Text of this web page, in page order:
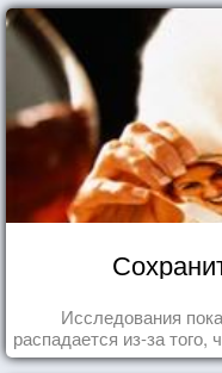
Исследования
распадается из-за того,
та роль,